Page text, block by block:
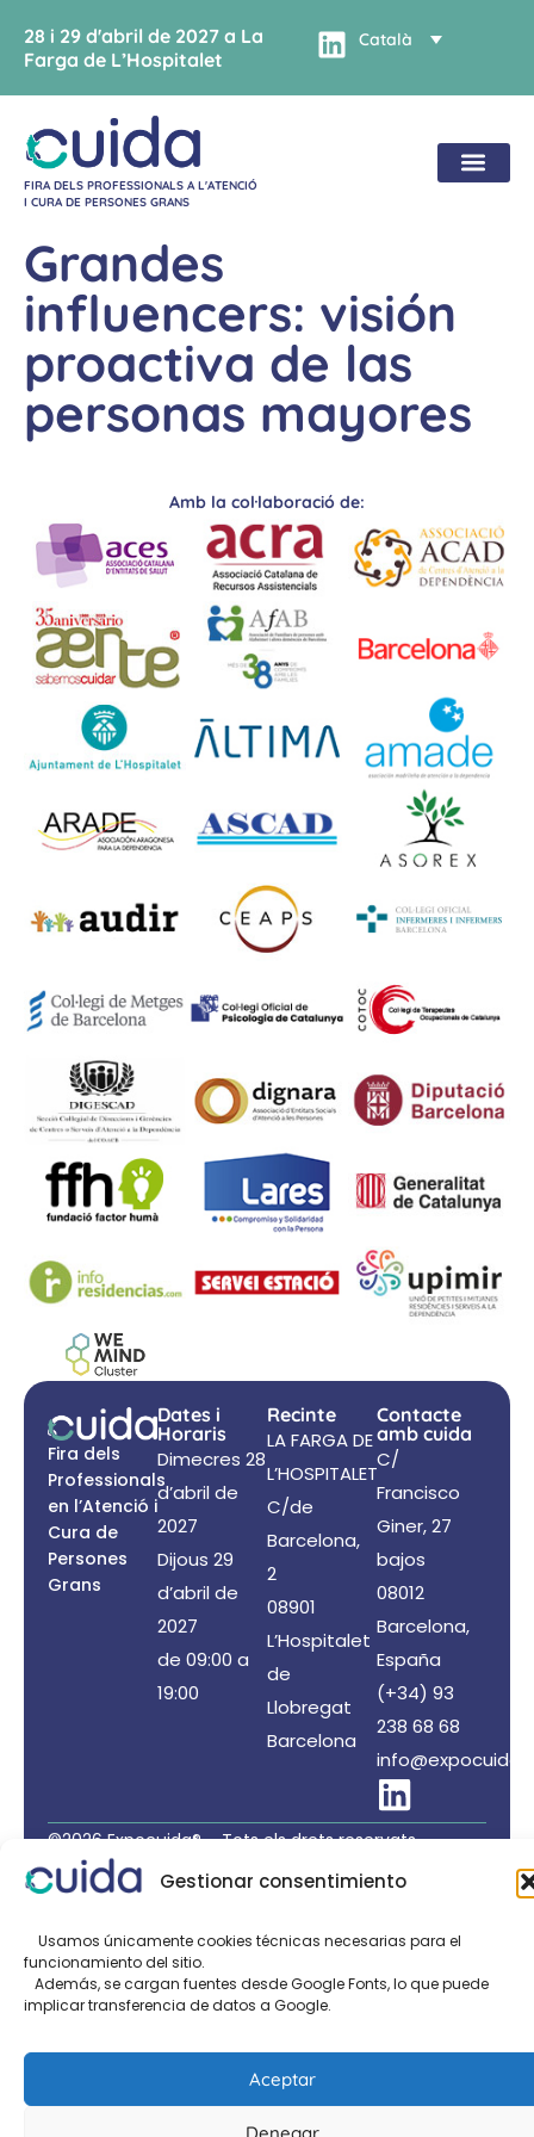
Gestionar consentimiento
Usamos únicamente cookies técnicas necesarias para el
funcionamiento del sitio.
Además, se cargan fuentes desde Google Fonts, lo que puede
implicar transferencia de datos a Google.
Aceptar
Denegar
28 i 29 d'abril de 2027 a La
Farga de L’Hospitalet
Català
FIRA DELS PROFESSIONALS A L'ATENCIÓ
I CURA DE PERSONES GRANS
Grandes
influencers: visión
proactiva de las
personas mayores
Amb la col·laboració de:
Fira dels
Professionals
en l’Atenció i
Cura de
Persones
Grans
Dates i
Horaris
Dimecres 28
d’abril de
2027
Dijous 29
d’abril de
2027
de 09:00 a
19:00
Recinte
LA FARGA DE
L’HOSPITALET
C/de
Barcelona,
2
08901
L’Hospitalet
de
Llobregat
Barcelona
Contacte
amb cuida
C/
Francisco
Giner, 27
bajos
08012
Barcelona,
España
(+34) 93
238 68 68
©2026 Expocuida® – Tots els drets reservats
Organizta: PROFEI SL – NIF: B60035490 – Registre
Política de Privacitat de Dades/ Política de Cookies
/Avis legal